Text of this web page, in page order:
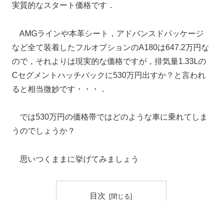
実質的なスタート価格です．
AMGラインや本革シート，アドバンスドパッケージ
など全て装着したフルオプションのA180は647.2万円な
ので，それよりは現実的な価格ですが，排気量1.33Lの
Cセグメントハッチバックに530万円出すか？と言われ
ると相当微妙です・・・．
では530万円の価格帯ではどのような車に乗れてしま
うのでしょうか？
思いつくままに挙げてみましょう
目次